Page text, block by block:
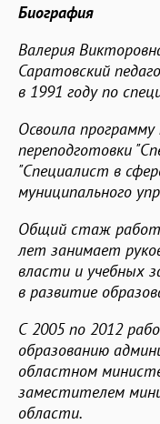
Биография
Валерия
Саратовский
в 1991 году по
Освоила
переподготовки
"Специалист в
муниципального
Общий стаж
лет занимает
власти и учебных
в развитие
С 2005 по 2012
образованию
областном
заместителем
области.